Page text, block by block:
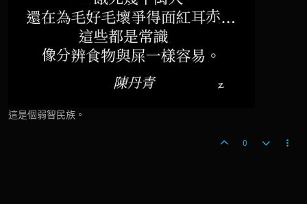
這是個弱智民族。
0